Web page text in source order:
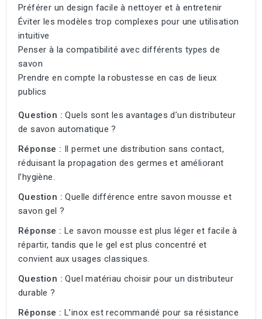
Préférer un design facile à nettoyer et à entretenir
Éviter les modèles trop complexes pour une utilisation
intuitive
Penser à la compatibilité avec différents types de
savon
Prendre en compte la robustesse en cas de lieux
publics
Question : Quels sont les avantages d’un distributeur
de savon automatique ?
Réponse : Il permet une distribution sans contact,
réduisant la propagation des germes et améliorant
l’hygiène.
Question : Quelle différence entre savon mousse et
savon gel ?
Réponse : Le savon mousse est plus léger et facile à
répartir, tandis que le gel est plus concentré et
convient aux usages classiques.
Question : Quel matériau choisir pour un distributeur
durable ?
Réponse : L’inox est recommandé pour sa résistance